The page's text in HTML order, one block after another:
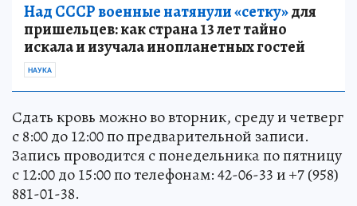
Над СССР военные натянули «сетку»для
пришельцев: как страна 13 лет тайно
искала и изучала инопланетных гостей
НАУКА
Сдать кровь можно во вторник, среду и четверг
с 8:00 до 12:00 по предварительной записи.
Запись проводится с понедельника по пятницу
с 12:00 до 15:00 по телефонам: 42-06-33 и +7 (958)
881-01-38.